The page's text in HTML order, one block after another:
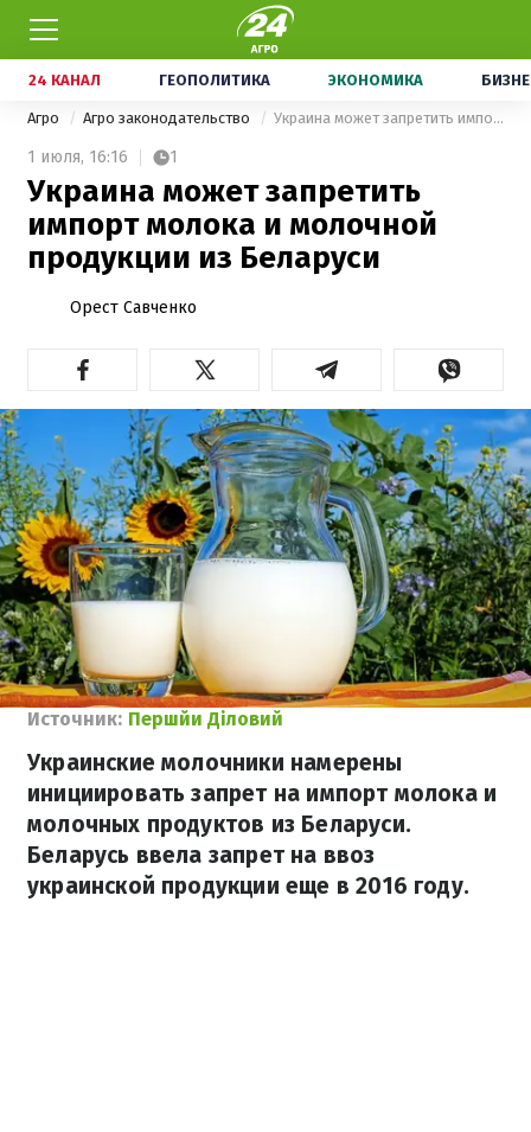
24 КАНАЛ ГЕОПОЛИТИКА ЭКОНОМИКА
Агро Агро законодательство Украина может запретить импорт молока и молочной продукции из Беларуси
1 июля, 16:16 1
Украина может запретить
импорт молока и молочной
продукции из Беларуси
Орест Савченко
Источник: Першйи Діловий
Украинские молочники намерены
инициировать запрет на импорт молока и
молочных продуктов из Беларуси.
Беларусь ввела запрет на ввоз
украинской продукции еще в 2016 году.